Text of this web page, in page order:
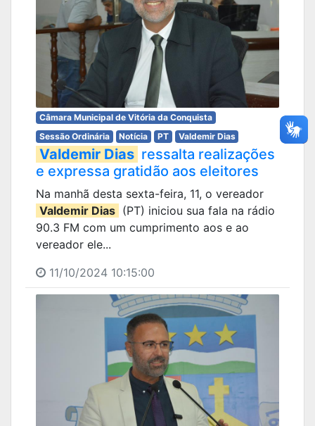
Câmara Municipal de Vitória da Conquista
Sessão Ordinária
Notícia PT Valdemir Dias
Valdemir Dias ressalta realizações
e expressa gratidão aos eleitores
Na manhã desta sexta-feira, 11, o vereador
Valdemir Dias (PT) iniciou sua fala na rádio
90.3 FM com um cumprimento aos e ao
vereador ele...
11/10/2024 10:15:00